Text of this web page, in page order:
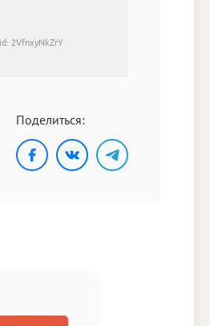
2VfnxyNkZrY
Поделиться: